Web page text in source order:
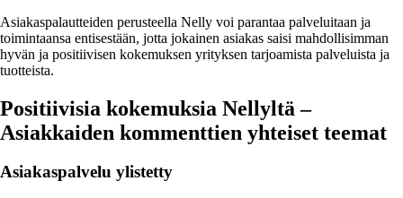
Asiakaspalautteiden perusteella Nelly voi parantaa palveluitaan ja
toimintaansa entisestään, jotta jokainen asiakas saisi mahdollisimman
hyvän ja positiivisen kokemuksen yrityksen tarjoamista palveluista ja
tuotteista.
Positiivisia kokemuksia Nellyltä –
Asiakkaiden kommenttien yhteiset teemat
Asiakaspalvelu ylistetty